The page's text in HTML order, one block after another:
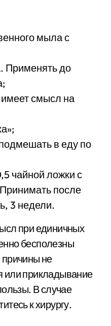
мыла с
Применять до
смысл на
в еду по
чайной ложки с
после
3 недели.
при единичных
бесполезны
не
или прикладывание
В случае
к хирургу.